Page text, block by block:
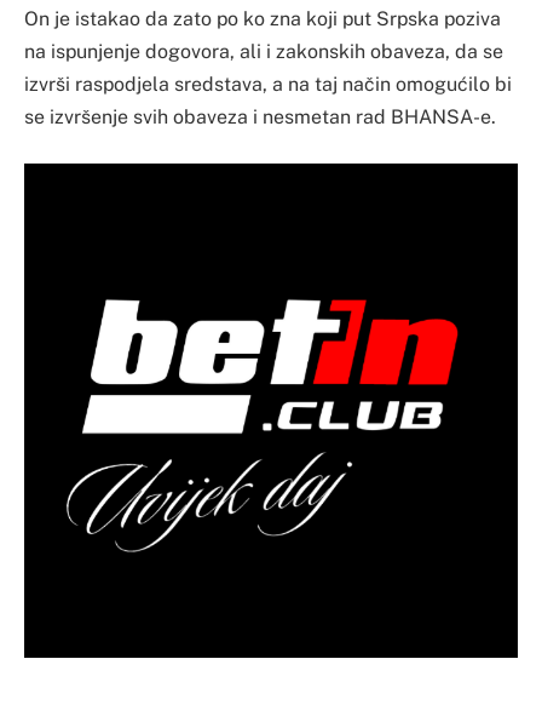
On je istakao da zato po ko zna koji put Srpska poziva
na ispunjenje dogovora, ali i zakonskih obaveza, da se
izvrši raspodjela sredstava, a na taj način omogućilo bi
se izvršenje svih obaveza i nesmetan rad BHANSA-e.